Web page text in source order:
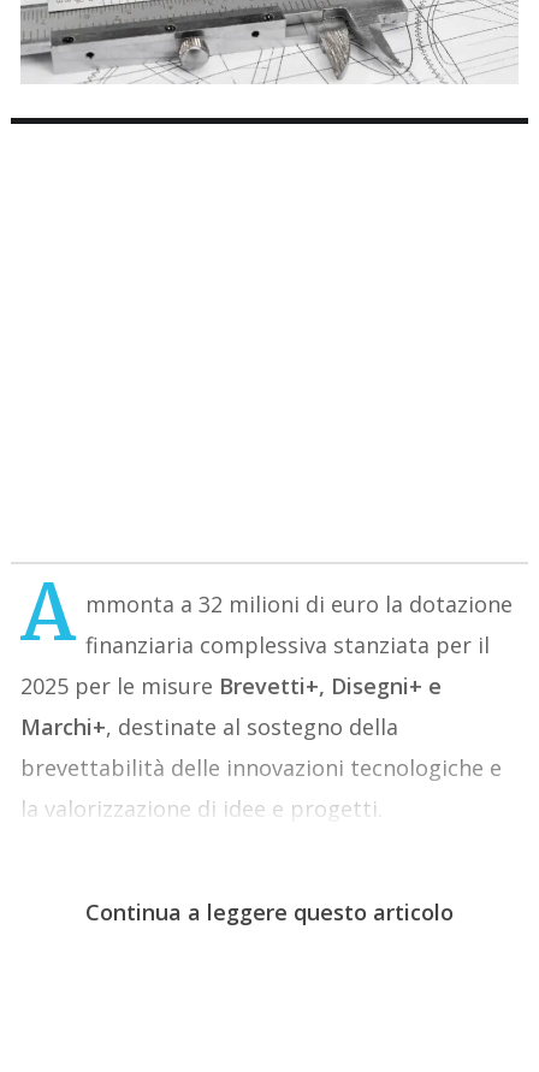
A mmonta a 32 milioni di euro la dotazione
finanziaria complessiva stanziata per il
2025 per le misure Brevetti+, Disegni+ e
Marchi+, destinate al sostegno della
brevettabilità delle innovazioni tecnologiche e
la valorizzazione di idee e progetti.
Continua a leggere questo articolo